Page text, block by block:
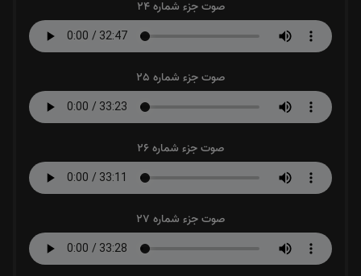
صوت جزء شماره 24
صوت جزء شماره 25
صوت جزء شماره 26
صوت جزء شماره 27